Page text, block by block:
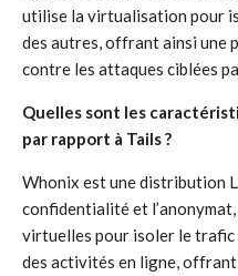
utilise la virtualisation pour
des autres, offrant ainsi une
contre les attaques ciblées
Quelles sont les
par rapport à Tails ?
Whonix est une distribution
confidentialité et
virtuelles pour isoler le trafic
des activités en ligne,